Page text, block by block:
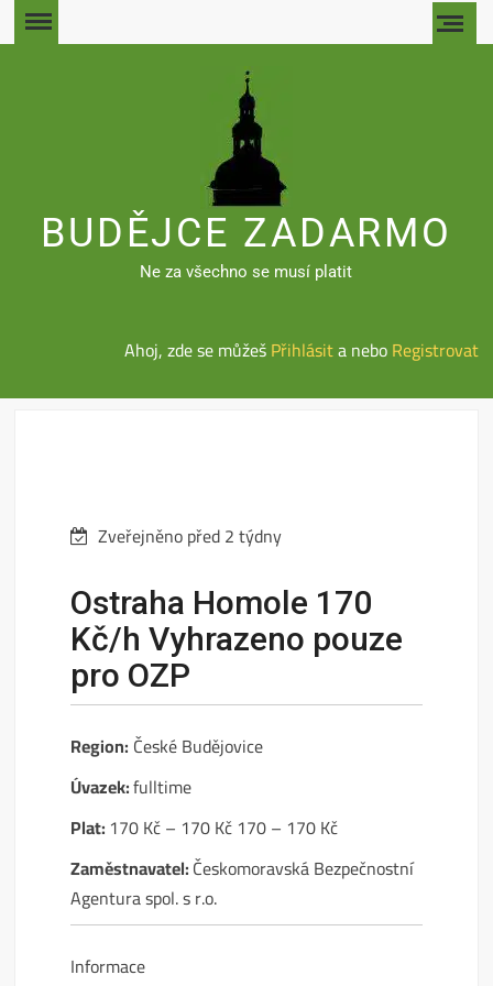
Skip
to
BUDĚJCE ZADARMO
Ne za všechno se musí platit
Ahoj, zde se můžešPřihlásita neboRegistrovat
Zveřejněno před 2 týdny
Ostraha Homole 170
Kč/h Vyhrazeno pouze
pro OZP
Region: České Budějovice
Úvazek:fulltime
Plat: 170 Kč – 170 Kč 170 – 170 Kč
Zaměstnavatel:Českomoravská Bezpečnostní
Agentura spol. s r.o.
Informace